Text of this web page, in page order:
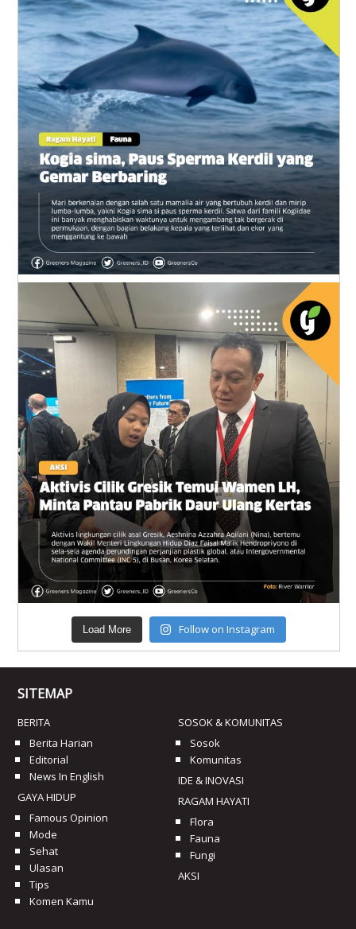
Load More Follow on Instagram
SITEMAP
BERITA
Berita Harian
Editorial
News In English
GAYA HIDUP
Famous Opinion
Mode
Sehat
Ulasan
Tips
Komen Kamu
SOSOK & KOMUNITAS
Sosok
Komunitas
IDE & INOVASI
RAGAM HAYATI
Flora
Fauna
Fungi
AKSI